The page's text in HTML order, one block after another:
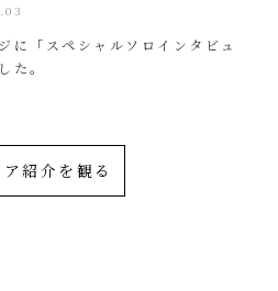
に「スペシャルソロインタビュ
た。
紹介を観る